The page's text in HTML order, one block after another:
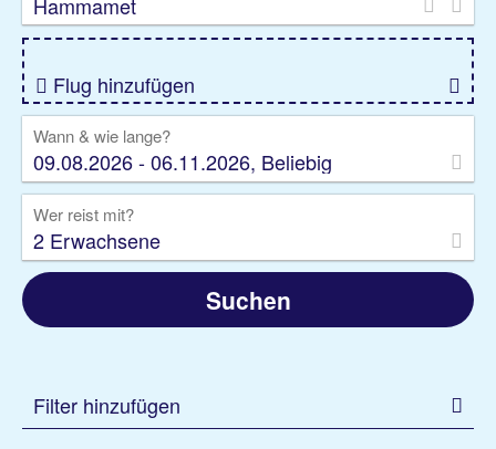
Gruppenreise
Camper Privattransfer
Flug hinzufügen
Wann & wie lange?
09.08.2026 - 06.11.2026, Beliebig
Wer reist mit?
2 Erwachsene
Suchen
Filter hinzufügen